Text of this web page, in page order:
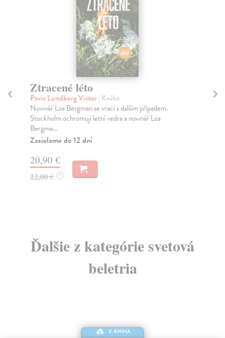
Ztracené léto
Pavic Lundberg Victor| Kniha
Novinář Loa Bergman se vrací s dalším případem.
Stockholm ochromují letní vedra a novinář Loa
Bergma...
Zasielame do 12 dní
20,90 €
22,00 € ?
Ďalšie z kategórie svetová
beletria
E-KNIHA